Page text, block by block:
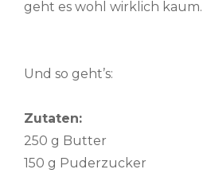
geht es wohl wirklich kaum.
Und so geht’s:
Zutaten:
250 g Butter
150 g Puderzucker